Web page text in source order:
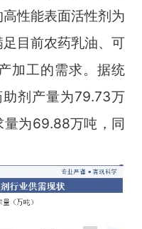
性能表面活性剂为
目前农药乳油、可
加工的需求。据统
剂产量为79.73万
为69.88万吨，同